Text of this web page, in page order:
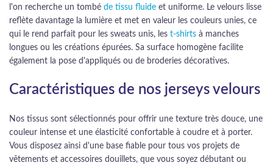
l'on recherche un tombé de tissu fluide et uniforme. Le velours lisse
reflète davantage la lumière et met en valeur les couleurs unies, ce
qui le rend parfait pour les sweats unis, les t-shirts à manches
longues ou les créations épurées. Sa surface homogène facilite
également la pose d'appliqués ou de broderies décoratives.
Caractéristiques de nos jerseys velours
Nos tissus sont sélectionnés pour offrir une texture très douce, une
couleur intense et une élasticité confortable à coudre et à porter.
Vous disposez ainsi d'une base fiable pour tous vos projets de
vêtements et accessoires douillets, que vous soyez débutant ou